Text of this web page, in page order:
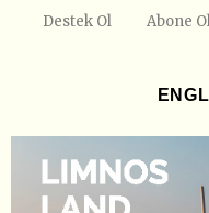
Destek Ol Abone